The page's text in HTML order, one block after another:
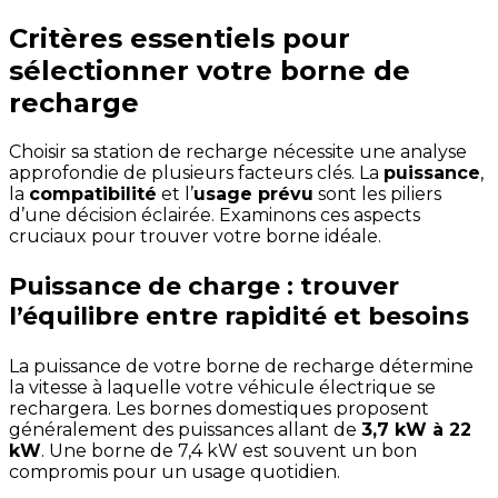
Critères essentiels pour
sélectionner votre borne de
recharge
Choisir sa station de recharge nécessite une analyse
approfondie de plusieurs facteurs clés. La puissance,
la compatibilité et l’usage prévu sont les piliers
d’une décision éclairée. Examinons ces aspects
cruciaux pour trouver votre borne idéale.
Puissance de charge : trouver
l’équilibre entre rapidité et besoins
La puissance de votre borne de recharge détermine
la vitesse à laquelle votre véhicule électrique se
rechargera. Les bornes domestiques proposent
généralement des puissances allant de 3,7 kW à 22
kW. Une borne de 7,4 kW est souvent un bon
compromis pour un usage quotidien.